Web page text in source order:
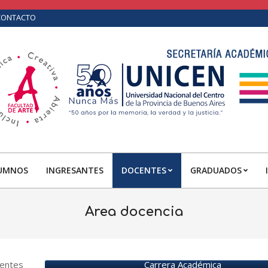
Primary
Menu
INGRESANTES DOCENTES GRADUADOS
Area docencia
Carrera Académica